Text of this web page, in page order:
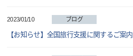
2023/01/10 ブログ
【お知らせ】全国旅行支援に関するご案内